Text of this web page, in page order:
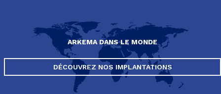
ARKEMA DANS LE MONDE
DÉCOUVREZ NOS IMPLANTATIONS